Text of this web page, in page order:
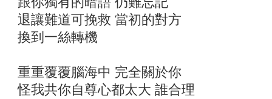
退讓難道可挽救 當初的對方
換到一絲轉機
重重覆覆腦海中 完全關於你
怪我共你自尊心都太大 誰合理